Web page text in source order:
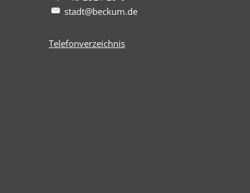
stadt@beckum.de
Telefonverzeichnis